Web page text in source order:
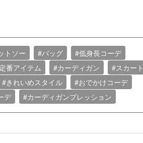
トソー #バッグ
#低身長コーデ
番アイテム #カーディガン
#スカート
#きれいめスタイル
#おでかけコーデ
デ #カーディガンプレッション